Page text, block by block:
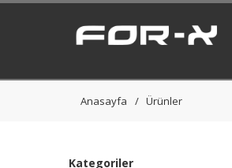
Anasayfa Ürünler
Kategoriler